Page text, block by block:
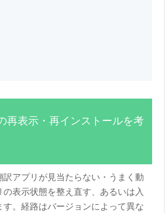
再表示・再インストールを考
訳アプリが見当たらない・うまく動
表示状態を整え直す、あるいは入
。経路はバージョンによって異な